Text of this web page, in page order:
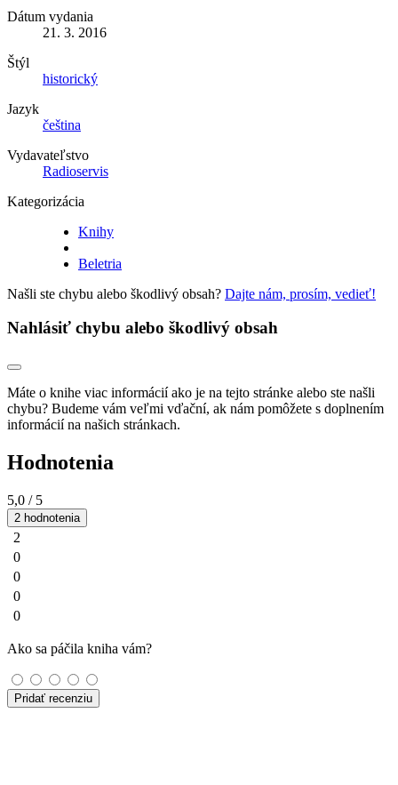
Dátum vydania
21. 3. 2016
Štýl
historický
Jazyk
čeština
Vydavateľstvo
Radioservis
Kategorizácia
Knihy
Beletria
Našli ste chybu alebo škodlivý obsah? Dajte nám, prosím, vedieť!
Nahlásiť chybu alebo škodlivý obsah
Máte o knihe viac informácií ako je na tejto stránke alebo ste našli
chybu? Budeme vám veľmi vďační, ak nám pomôžete s doplnením
informácií na našich stránkach.
Hodnotenia
5,0 / 5
2 hodnotenia
2
0
0
0
0
Ako sa páčila kniha vám?
Pridať recenziu